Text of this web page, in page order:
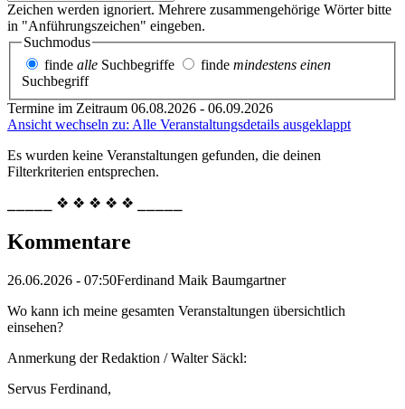
Zeichen werden ignoriert. Mehrere zusammengehörige Wörter bitte
in "Anführungszeichen" eingeben.
Suchmodus
finde alle Suchbegriffe finde mindestens einen
Suchbegriff
Termine im Zeitraum 06.08.2026 - 06.09.2026
Ansicht wechseln zu: Alle Veranstaltungsdetails ausgeklappt
Es wurden keine Veranstaltungen gefunden, die deinen
Filterkriterien entsprechen.
⎯⎯⎯⎯⎯ ❖ ❖ ❖ ❖ ❖ ⎯⎯⎯⎯⎯
Kommentare
26.06.2026 - 07:50Ferdinand Maik Baumgartner
Wo kann ich meine gesamten Veranstaltungen übersichtlich
einsehen?
Anmerkung der Redaktion /Walter Säckl:
Servus Ferdinand,